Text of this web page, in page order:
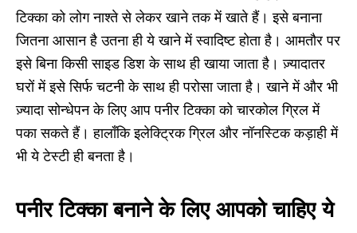
टिक्का को लोग नाश्ते से लेकर खाने तक में खाते हैं। इसे बनाना
जितना आसान है उतना ही ये खाने में स्वादिष्ट होता है। आमतौर पर
इसे बिना किसी साइड डिश के साथ ही खाया जाता है। ज़्यादातर
घरों में इसे सिर्फ चटनी के साथ ही परोसा जाता है। खाने में और भी
ज़्यादा सोन्धेपन के लिए आप पनीर टिक्का को चारकोल ग्रिल में
पका सकते हैं। हालाँकि इलेक्ट्रिक ग्रिल और नॉनस्टिक कड़ाही में
भी ये टेस्टी ही बनता है।
पनीर टिक्का बनाने के लिए आपको चाहिए ये